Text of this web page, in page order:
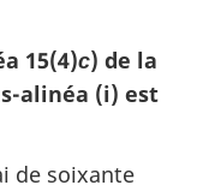
15(4)c) de la
alinéa (i) est
de soixante